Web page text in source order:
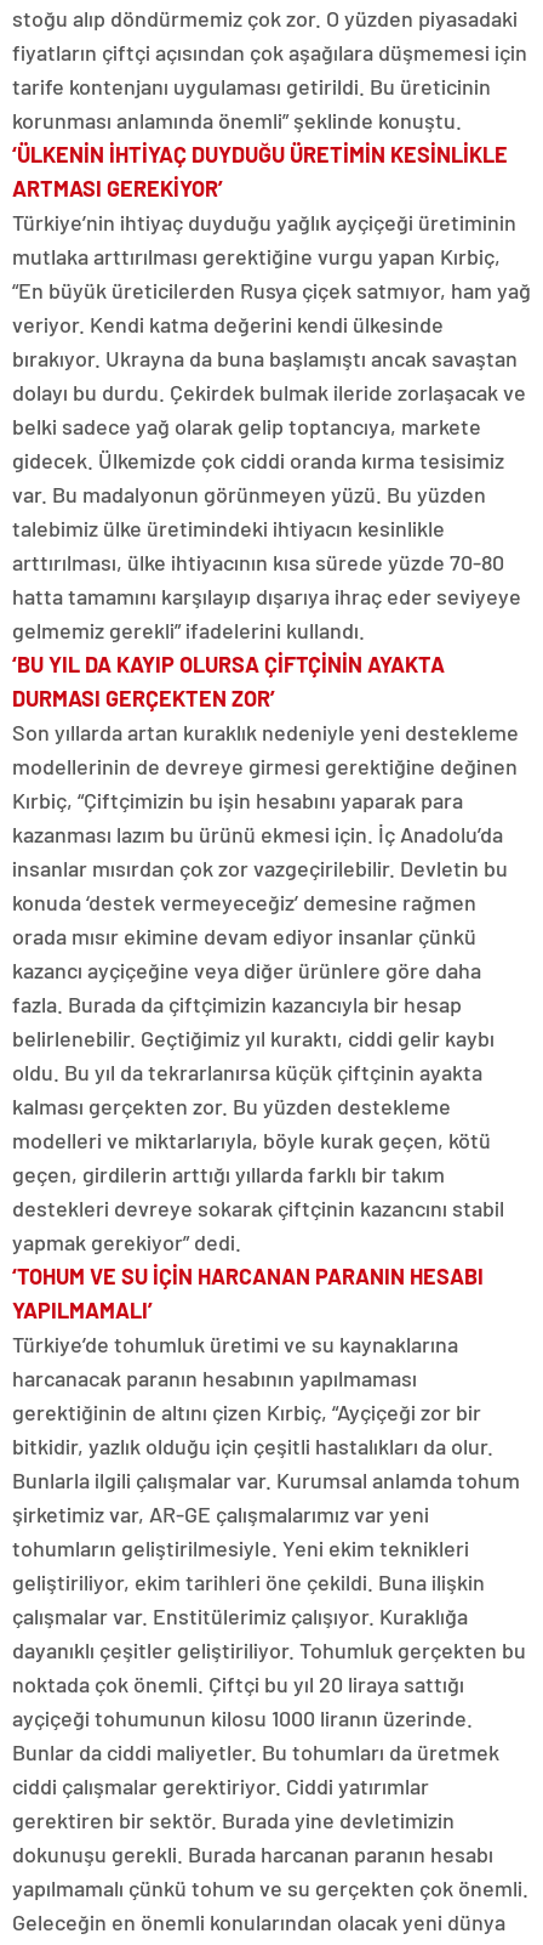
stoğu alıp döndürmemiz çok zor. O yüzden piyasadaki
fiyatların çiftçi açısından çok aşağılara düşmemesi için
tarife kontenjanı uygulaması getirildi. Bu üreticinin
korunması anlamında önemli” şeklinde konuştu.
‘ÜLKENİN İHTİYAÇ DUYDUĞU ÜRETİMİN KESİNLİKLE
ARTMASI GEREKİYOR’
Türkiye’nin ihtiyaç duyduğu yağlık ayçiçeği üretiminin
mutlaka arttırılması gerektiğine vurgu yapan Kırbiç,
“En büyük üreticilerden Rusya çiçek satmıyor, ham yağ
veriyor. Kendi katma değerini kendi ülkesinde
bırakıyor. Ukrayna da buna başlamıştı ancak savaştan
dolayı bu durdu. Çekirdek bulmak ileride zorlaşacak ve
belki sadece yağ olarak gelip toptancıya, markete
gidecek. Ülkemizde çok ciddi oranda kırma tesisimiz
var. Bu madalyonun görünmeyen yüzü. Bu yüzden
talebimiz ülke üretimindeki ihtiyacın kesinlikle
arttırılması, ülke ihtiyacının kısa sürede yüzde 70-80
hatta tamamını karşılayıp dışarıya ihraç eder seviyeye
gelmemiz gerekli” ifadelerini kullandı.
‘BU YIL DA KAYIP OLURSA ÇİFTÇİNİN AYAKTA
DURMASI GERÇEKTEN ZOR’
Son yıllarda artan kuraklık nedeniyle yeni destekleme
modellerinin de devreye girmesi gerektiğine değinen
Kırbiç, “Çiftçimizin bu işin hesabını yaparak para
kazanması lazım bu ürünü ekmesi için. İç Anadolu’da
insanlar mısırdan çok zor vazgeçirilebilir. Devletin bu
konuda ‘destek vermeyeceğiz’ demesine rağmen
orada mısır ekimine devam ediyor insanlar çünkü
kazancı ayçiçeğine veya diğer ürünlere göre daha
fazla. Burada da çiftçimizin kazancıyla bir hesap
belirlenebilir. Geçtiğimiz yıl kuraktı, ciddi gelir kaybı
oldu. Bu yıl da tekrarlanırsa küçük çiftçinin ayakta
kalması gerçekten zor. Bu yüzden destekleme
modelleri ve miktarlarıyla, böyle kurak geçen, kötü
geçen, girdilerin arttığı yıllarda farklı bir takım
destekleri devreye sokarak çiftçinin kazancını stabil
yapmak gerekiyor” dedi.
‘TOHUM VE SU İÇİN HARCANAN PARANIN HESABI
YAPILMAMALI’
Türkiye’de tohumluk üretimi ve su kaynaklarına
harcanacak paranın hesabının yapılmaması
gerektiğinin de altını çizen Kırbiç, “Ayçiçeği zor bir
bitkidir, yazlık olduğu için çeşitli hastalıkları da olur.
Bunlarla ilgili çalışmalar var. Kurumsal anlamda tohum
şirketimiz var, AR-GE çalışmalarımız var yeni
tohumların geliştirilmesiyle. Yeni ekim teknikleri
geliştiriliyor, ekim tarihleri öne çekildi. Buna ilişkin
çalışmalar var. Enstitülerimiz çalışıyor. Kuraklığa
dayanıklı çeşitler geliştiriliyor. Tohumluk gerçekten bu
noktada çok önemli. Çiftçi bu yıl 20 liraya sattığı
ayçiçeği tohumunun kilosu 1000 liranın üzerinde.
Bunlar da ciddi maliyetler. Bu tohumları da üretmek
ciddi çalışmalar gerektiriyor. Ciddi yatırımlar
gerektiren bir sektör. Burada yine devletimizin
dokunuşu gerekli. Burada harcanan paranın hesabı
yapılmamalı çünkü tohum ve su gerçekten çok önemli.
Geleceğin en önemli konularından olacak yeni dünya